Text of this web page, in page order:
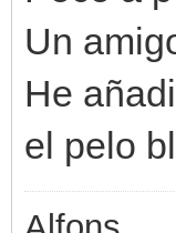
Un
He
el pelo